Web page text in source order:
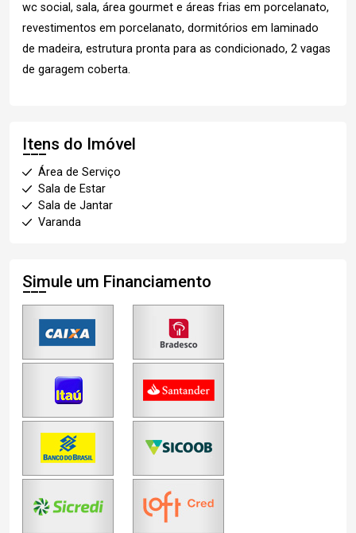
wc social, sala, área gourmet e áreas frias em porcelanato,
revestimentos em porcelanato, dormitórios em laminado
de madeira, estrutura pronta para as condicionado, 2 vagas
de garagem coberta.
Itens do Imóvel
Área de Serviço
Sala de Estar
Sala de Jantar
Varanda
Simule um Financiamento